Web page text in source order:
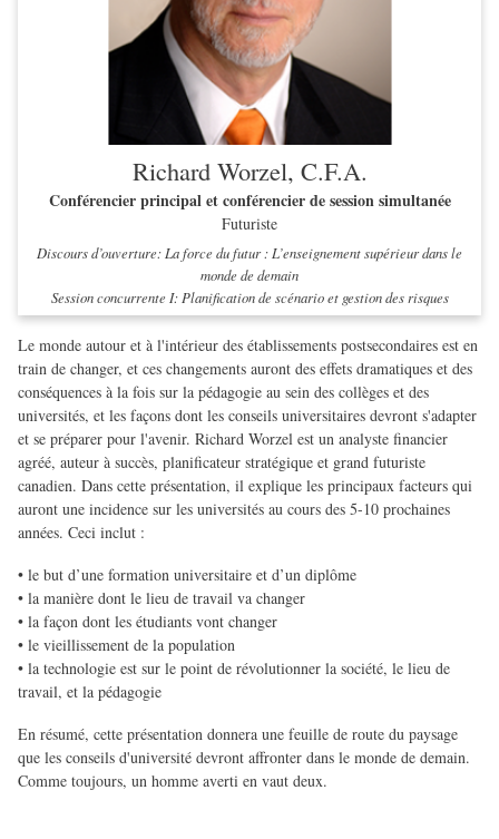
Richard Worzel, C.F.A.
Conférencier principal et conférencier de session simultanée
Futuriste
Discours d’ouverture: La force du futur : L’enseignement supérieur dans le
monde de demain
Session concurrente I: Planification de scénario et gestion des risques
Le monde autour et à l'intérieur des établissements postsecondaires est en
train de changer, et ces changements auront des effets dramatiques et des
conséquences à la fois sur la pédagogie au sein des collèges et des
universités, et les façons dont les conseils universitaires devront s'adapter
et se préparer pour l'avenir. Richard Worzel est un analyste financier
agréé, auteur à succès, planificateur stratégique et grand futuriste
canadien. Dans cette présentation, il explique les principaux facteurs qui
auront une incidence sur les universités au cours des 5-10 prochaines
années. Ceci inclut :
• le but d’une formation universitaire et d’un diplôme
• la manière dont le lieu de travail va changer
• la façon dont les étudiants vont changer
• le vieillissement de la population
• la technologie est sur le point de révolutionner la société, le lieu de
travail, et la pédagogie
En résumé, cette présentation donnera une feuille de route du paysage
que les conseils d'université devront affronter dans le monde de demain.
Comme toujours, un homme averti en vaut deux.